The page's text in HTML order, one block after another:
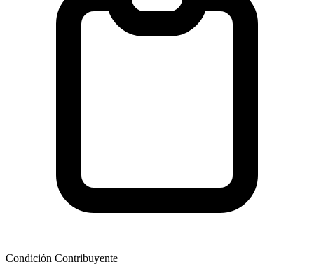
Condición Contribuyente